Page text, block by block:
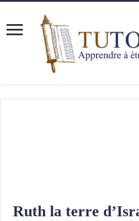
Ruth la terre